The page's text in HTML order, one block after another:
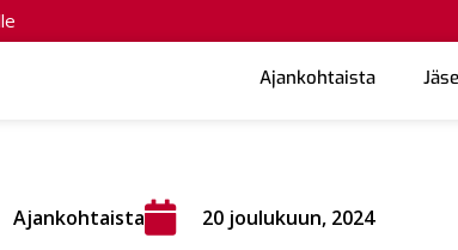
Ajankohtaista
Ajankohtaista 20 joulukuun, 2024